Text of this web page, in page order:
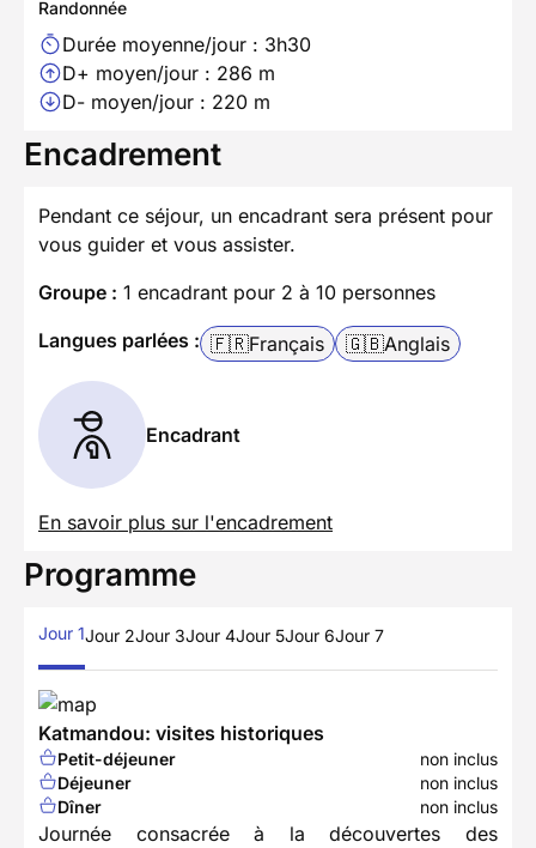
Randonnée
Durée moyenne/jour : 3h30
D+ moyen/jour : 286 m
D- moyen/jour : 220 m
Encadrement
Pendant ce séjour, un encadrant sera présent pour
vous guider et vous assister.
Groupe : 1 encadrant pour 2 à 10 personnes
Langues parlées : 🇫🇷Français 🇬🇧Anglais
Encadrant
En savoir plus sur l'encadrement
Programme
Jour 1Jour 2Jour 3Jour 4Jour 5Jour 6Jour 7
Katmandou: visites historiques
Petit-déjeuner
non inclus
Déjeuner
non inclus
Dîner
non inclus
Journée consacrée à la découvertes des